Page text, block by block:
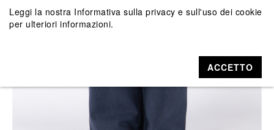
Leggi la nostra Informativa sulla privacy e sull'uso dei cookie
per ulteriori informazioni.
ACCETTO